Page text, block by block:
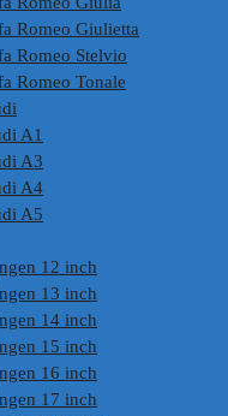
Romeo Giulietta
Romeo Stelvio
Romeo Tonale
A1
A3
A4
A5
12 inch
13 inch
14 inch
15 inch
16 inch
17 inch